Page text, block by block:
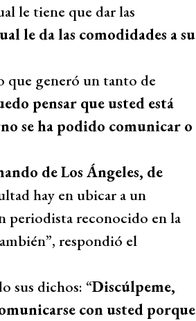
le tiene que dar las
le da las comodidades a su
que generó un tanto de
pensar que usted está
se ha podido comunicar o
de Los Ángeles, de
hay en ubicar a un
periodista reconocido en la
respondió el
sus dichos: “Discúlpeme,
con usted porque